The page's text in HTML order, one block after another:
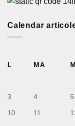
Calendar
L MA
3 4 5
10 11